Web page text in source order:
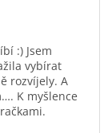
:) Jsem
vybírat
rozvíjely. A
K myšlence